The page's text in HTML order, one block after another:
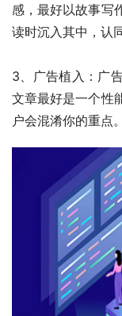
感，最好以故事写
读时沉入其中，认
3、广告植入：广
文章最好是一个性
户会混淆你的重点。